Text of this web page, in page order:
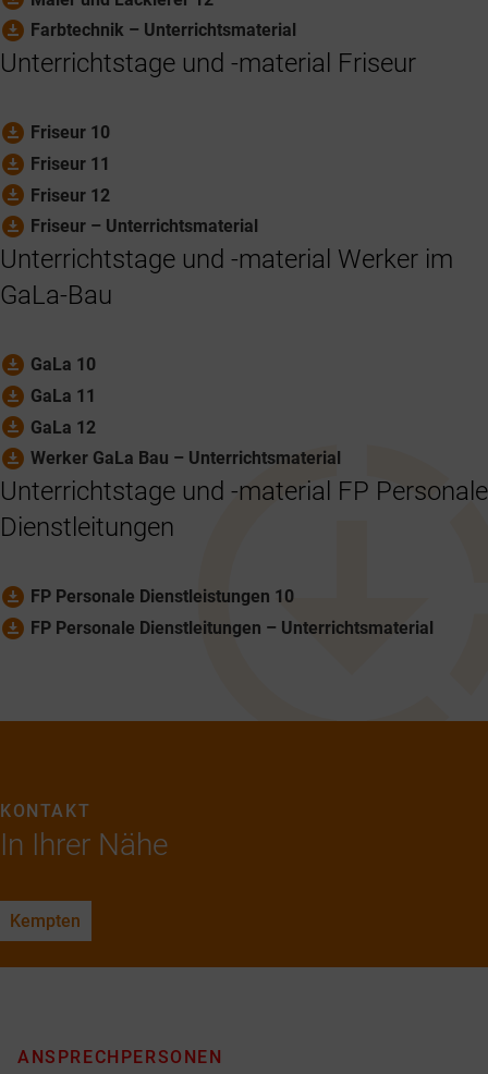
download_for_offline Farbtechnik – Unterrichtsmaterial
Unterrichtstage und -material Friseur
download_for_offline Friseur 10
download_for_offline Friseur 11
download_for_offline Friseur 12
download_for_offline Friseur – Unterrichtsmaterial
Unterrichtstage und -material Werker im
GaLa-Bau
download_for_offline GaLa 10
download_for_offline GaLa 11
download_for_offline GaLa 12
download_for_offline Werker GaLa Bau – Unterrichtsmaterial
Unterrichtstage und -material FP Personale
Dienstleitungen
download_for_offline FP Personale Dienstleistungen 10
download_for_offline FP Personale Dienstleitungen – Unterrichtsmaterial
In Ihrer Nähe
KONTAKT
Kempten
ANSPRECHPERSONEN